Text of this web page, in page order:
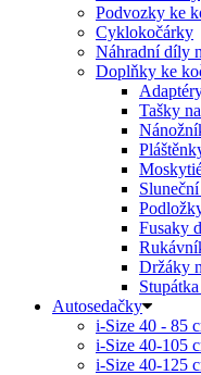
Podvozky ke
Cyklokočárky
Náhradní díly
Doplňky ke
Tašky
Fusaky
Držáky
Autosedačky
i-Size 40 - 85
i-Size 40-105
i-Size 40-125